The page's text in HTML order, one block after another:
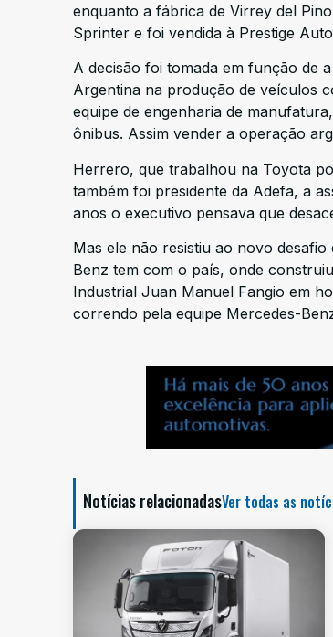
enquanto a fábrica de Virrey del
Sprinter e foi vendida à Prestige
A decisão foi tomada em função de
Argentina na produção de veículos
equipe de engenharia de
ônibus. Assim vender a operação
Herrero, que trabalhou na Toyota
também foi presidente da Adefa, a
anos o executivo pensava que
Mas ele não resistiu ao novo
Benz tem com o país, onde
Industrial Juan Manuel Fangio em
correndo pela equipe Mercedes-
Notícias relacionadasVer todas as